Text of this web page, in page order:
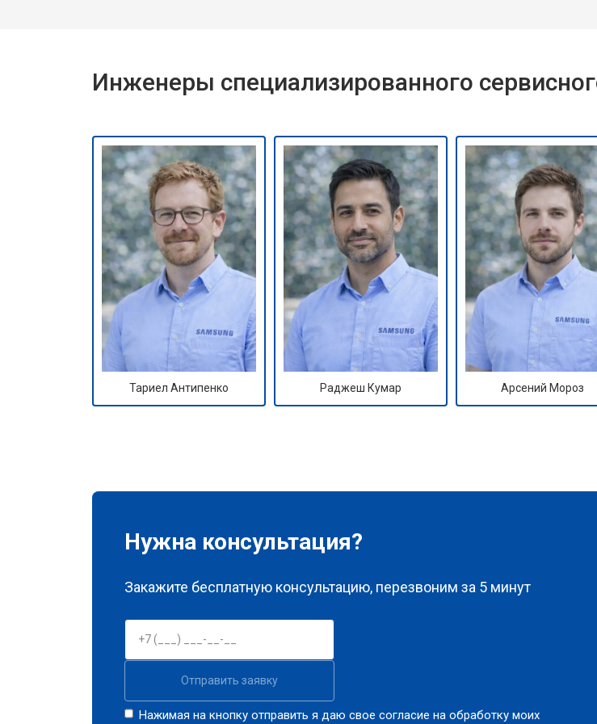
Инженеры специализированного
Тариел Антипенко Раджеш Кумар Арсений Мороз
Нужна консультация?
Закажите бесплатную консультацию, перезвоним за 5 минут
Отправить заявку
Нажимая на кнопку отправить я даю свое согласие на обработку моих